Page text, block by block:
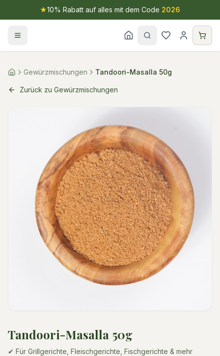
★10% Rabatt auf alles mit dem Code 2026
Gewürzmischungen Tandoori-Masalla 50g
Zurück zu Gewürzmischungen
Tandoori-Masalla 50g
✔ Für Grillgerichte, Fleischgerichte, Fischgerichte & mehr